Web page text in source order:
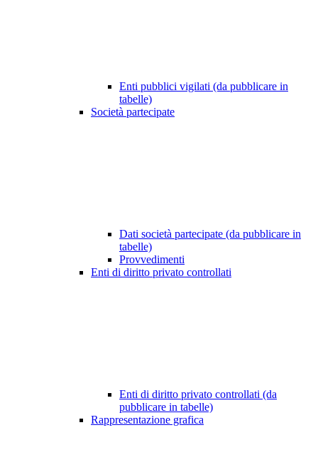
Enti pubblici vigilati (da pubblicare in
tabelle)
Società partecipate
Dati società partecipate (da pubblicare in
tabelle)
Provvedimenti
Enti di diritto privato controllati
Enti di diritto privato controllati (da
pubblicare in tabelle)
Rappresentazione grafica